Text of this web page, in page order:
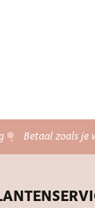
Betaal zoals je